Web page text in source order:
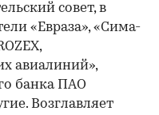
совет, в
«Евраза», «Сима-
авиалиний»,
банка ПАО
Возглавляет